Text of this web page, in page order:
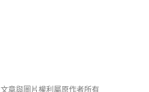
文章與圖片權利屬原作者所有